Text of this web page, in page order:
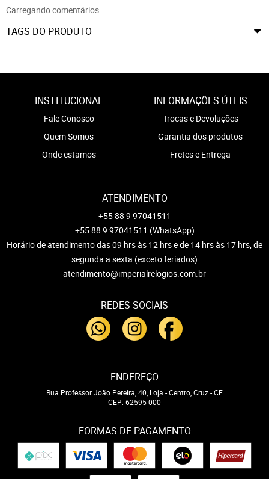
Carregando comentários ...
TAGS DO PRODUTO
INSTITUCIONAL
Fale Conosco
Quem Somos
Onde estamos
INFORMAÇÕES ÚTEIS
Trocas e Devoluções
Garantia dos produtos
Fretes e Entrega
ATENDIMENTO
+55 88 9 97041511
+55 88 9 97041511 (WhatsApp)
Horário de atendimento das 09 hrs às 12 hrs e de 14 hrs às 17 hrs, de
segunda a sexta (exceto feriados)
atendimento@imperialrelogios.com.br
REDES SOCIAIS
ENDEREÇO
Rua Professor João Pereira, 40, Loja -Centro, Cruz-CE
CEP: 62595-000
FORMAS DE PAGAMENTO